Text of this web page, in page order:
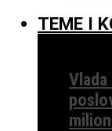
TEME I